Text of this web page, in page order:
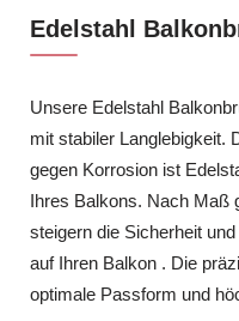
Edelstahl
Unsere Edelstahl
mit stabiler Langlebigkeit.
gegen Korrosion ist
Ihres Balkons. Nach Maß
steigern die Sicherheit
auf Ihren Balkon . Die
optimale Passform und